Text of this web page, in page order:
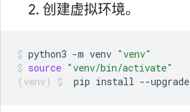
2. 创建虚拟环境。
python3 -m venv "venv"
source "venv/bin/activate"
pip install --upgrade